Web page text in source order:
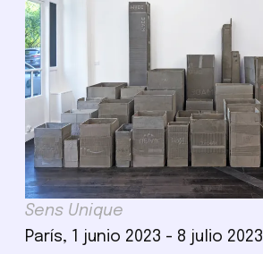
Sens Unique
París, 1 junio 2023 - 8 julio 2023